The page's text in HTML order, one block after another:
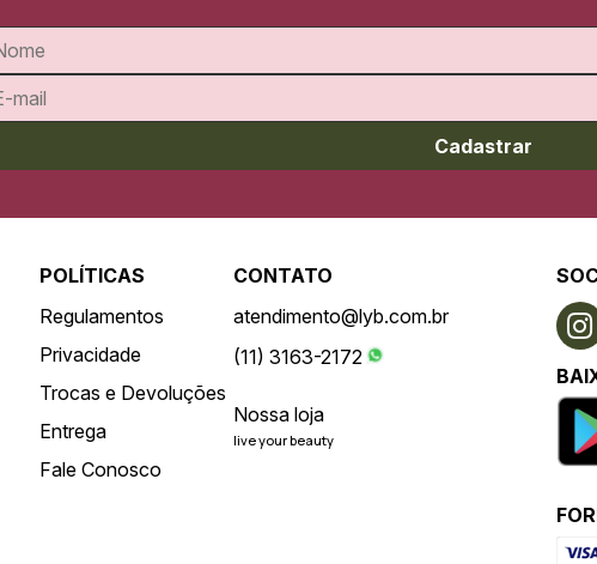
Cadastrar
POLÍTICAS
Regulamentos
Privacidade
Trocas e Devoluções
Entrega
Fale Conosco
CONTATO
atendimento@lyb.com.br
(11) 3163-2172
Nossa loja
live your beauty